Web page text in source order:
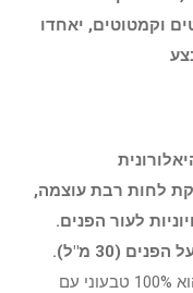
וקמטוטים, יאחדו
לחות רבת עוצמה,
לעור הפנים.
(30 מ"ל).
הסרום עם מרכיבים אורגניים (72%) והוא 100% טבעוני עם